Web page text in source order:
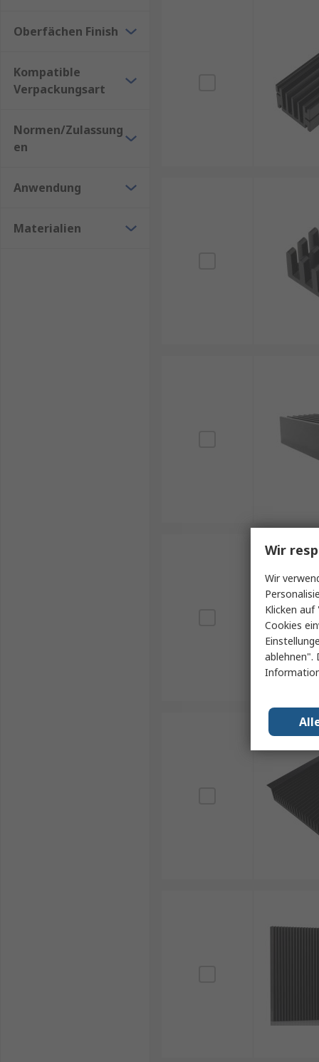
Oberfächen Finish
Kompatible
Verpackungsart
Normen/Zulassung
en
Anwendung
Materialien
Wir
Wir
Klicken
Cookies
ablehnen".